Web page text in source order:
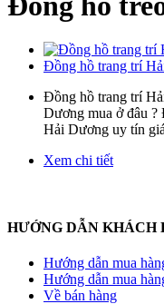
Đồng hồ trang trí
Đồng hồ trang trí
Dương mua ở đâu ?
Hải Dương uy tín
Xem chi tiết
HƯỚNG DẪN KHÁCH
Hướng dẫn mua
Hướng dẫn mua
Về bán hàng